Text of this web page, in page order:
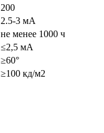
200
2.5-3 мА
не менее 1000 ч
≤2,5 мА
≥60°
≥100 кд/м2